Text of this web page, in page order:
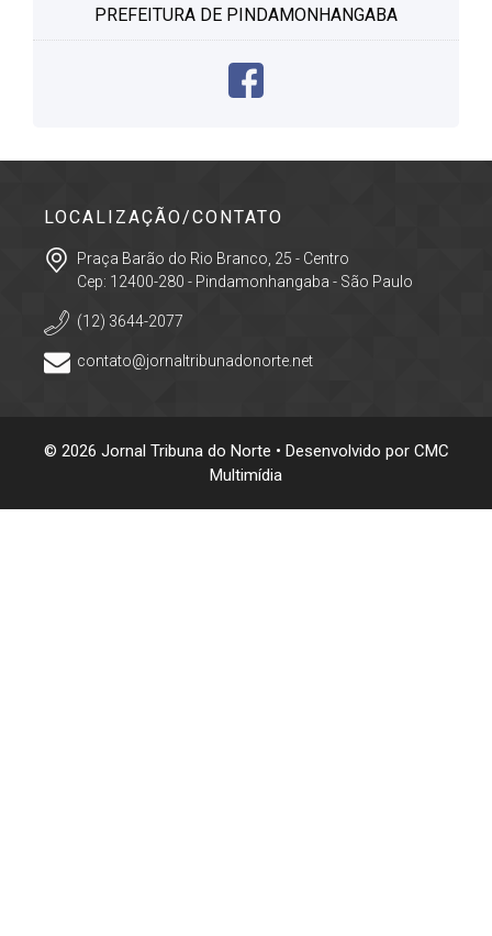
PREFEITURA DE PINDAMONHANGABA
LOCALIZAÇÃO/CONTATO
Praça Barão do Rio Branco, 25 - Centro
Cep: 12400-280 - Pindamonhangaba - São Paulo
(12) 3644-2077
contato@jornaltribunadonorte.net
© 2026 Jornal Tribuna do Norte • Desenvolvido por CMC
Multimídia